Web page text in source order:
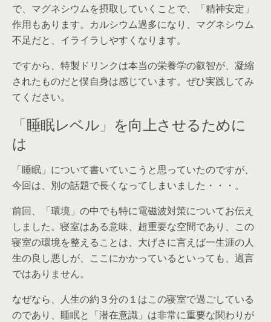
で、マグネシウムを摂取していくことで、「精神安定」
作用もあります。カルシウム過多になり、マグネシウム
不足だと、イライラしやすくなります。
ですから、特製ドリンクは本当の栄養学の叡智が、凝縮
されたものだと僕自身は感じています。ぜひ実践してみ
てください。
「睡眠レベル」を向上させるために
は
「睡眠」について書いていこうと思っていたのですが、
今回は、別の話題で長くなってしまいました・・・。
前回、「環境」の中でも特に電磁波対策についてお伝え
しました。寝室はある意味、超重要な空間であり、この
寝室の環境を整えることは、大げさに言えば一生涯の人
生の良し悪しが、ここにかかっているといっても、過言
ではありません。
なぜなら、人生の約３分の１はこの寝室で過ごしている
のであり、睡眠と「潜在意識」は非常に重要な関わりが